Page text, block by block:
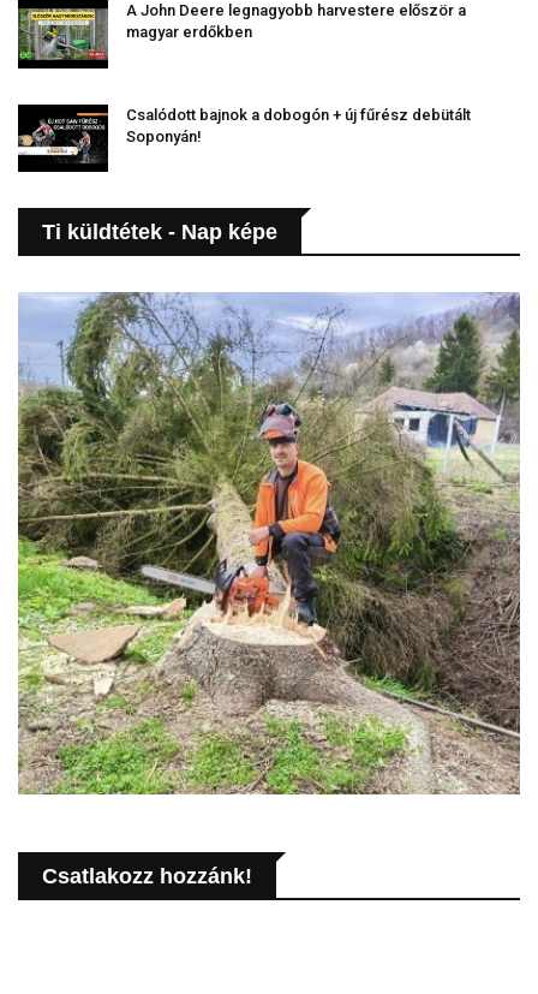
A John Deere legnagyobb harvestere először a
magyar erdőkben
Csalódott bajnok a dobogón + új fűrész debütált
Soponyán!
Ti küldtétek - Nap képe
Csatlakozz hozzánk!